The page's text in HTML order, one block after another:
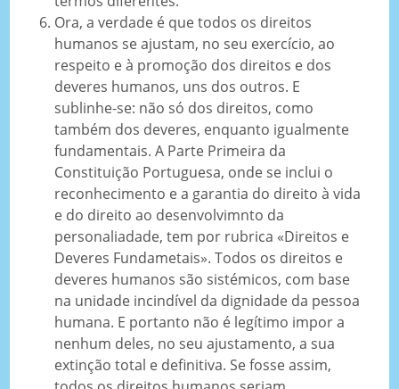
Ora, a verdade é que todos os direitos
humanos se ajustam, no seu exercício, ao
respeito e à promoção dos direitos e dos
deveres humanos, uns dos outros. E
sublinhe-se: não só dos direitos, como
também dos deveres, enquanto igualmente
fundamentais. A Parte Primeira da
Constituição Portuguesa, onde se inclui o
reconhecimento e a garantia do direito à vida
e do direito ao desenvolvimnto da
personaliadade, tem por rubrica «Direitos e
Deveres Fundametais». Todos os direitos e
deveres humanos são sistémicos, com base
na unidade incindível da dignidade da pessoa
humana. E portanto não é legítimo impor a
nenhum deles, no seu ajustamento, a sua
extinção total e definitiva. Se fosse assim,